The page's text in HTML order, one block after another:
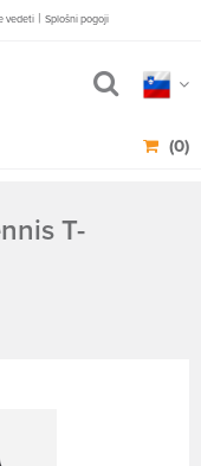
vedeti | Splošni pogoji
(0)
T-